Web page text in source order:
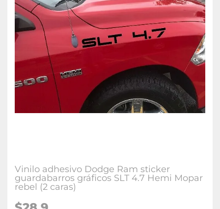
Vinilo adhesivo Dodge Ram sticker
guardabarros gráficos SLT 4.7 Hemi Mopar
rebel (2 caras)